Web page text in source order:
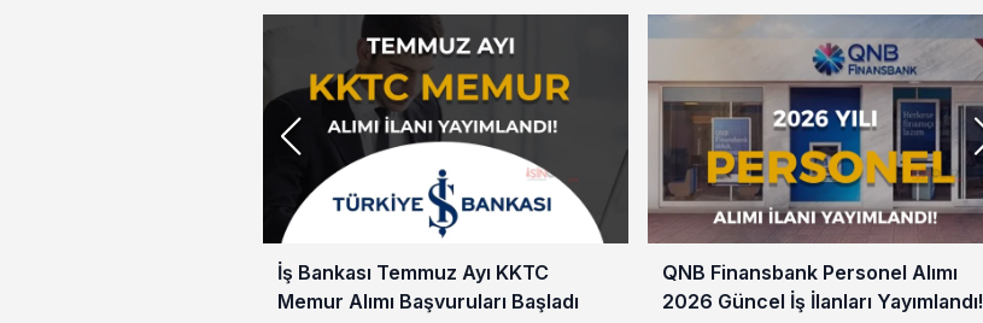
İş Bankası Temmuz Ayı KKTC
Memur Alımı Başvuruları Başladı
QNB Finansbank Personel Alımı
2026 Güncel İş İlanları Yayımlandı!